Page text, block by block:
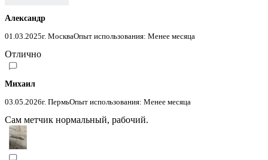
Александр
01.03.2025г. МоскваОпыт использования: Менее месяца
Отлично
Михаил
03.05.2026г. ПермьОпыт использования: Менее месяца
Сам метчик нормальный, рабочий.